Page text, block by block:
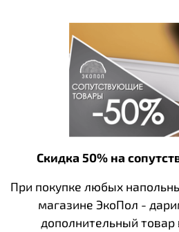
Скидка 50% на
При покупке любых
магазине ЭкоПол -
дополнительный товар